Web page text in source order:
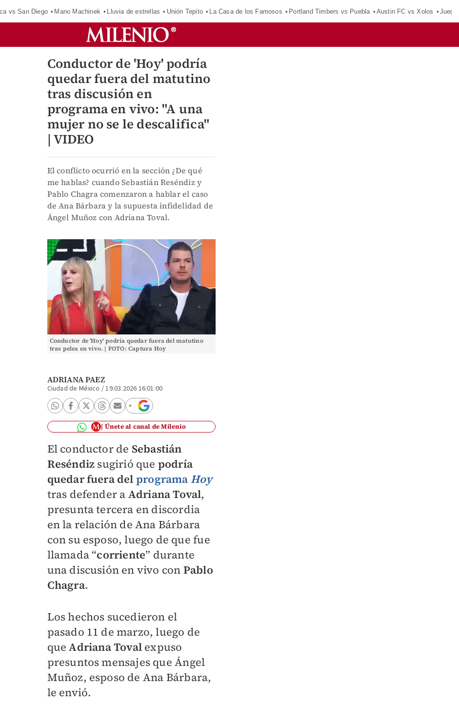
vs San Diego Mano Machinek Lluvia de estrellas Unión Tepito La Casa de los Famosos Portland Timbers vs Puebla Austin FC vs Xolos
Conductor de 'Hoy' podría
quedar fuera del matutino
tras discusión en
programa en vivo: "A una
mujer no se le descalifica"
| VIDEO
El conflicto ocurrió en la sección ¿De qué
me hablas? cuando Sebastián Reséndiz y
Pablo Chagra comenzaron a hablar el caso
de Ana Bárbara y la supuesta infidelidad de
Ángel Muñoz con Adriana Toval.
Conductor de 'Hoy' podría quedar fuera del matutino
tras pelea en vivo. | FOTO: Captura Hoy
ADRIANA PAEZ
Ciudad de México /19.03.2026 16:01:00
Únete al canal de Milenio
El conductor de Sebastián
Reséndiz sugirió que podría
quedar fuera del programa Hoy
tras defender a Adriana Toval,
presunta tercera en discordia
en la relación de Ana Bárbara
con su esposo, luego de que fue
llamada “corriente” durante
una discusión en vivo con Pablo
Chagra.
Los hechos sucedieron el
pasado 11 de marzo, luego de
queAdriana Tovalexpuso
presuntos mensajes que Ángel
Muñoz, esposo de Ana Bárbara,
le envió.